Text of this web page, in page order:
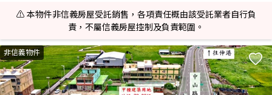
⚠️ 本物件非信義房屋受託銷售，各項責任概由該受託業者自行負
責，不屬信義房屋控制及負責範圍。
非信義物件